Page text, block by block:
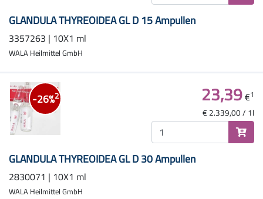
GLANDULA THYREOIDEA GL D 15 Ampullen
3357263 | 10X1 ml
WALA Heilmittel GmbH
-26%2
GLANDULA THYREOIDEA GL D 30 Ampullen
2830071 | 10X1 ml
WALA Heilmittel GmbH
23,39€1
€ 2.339,00 / 1l